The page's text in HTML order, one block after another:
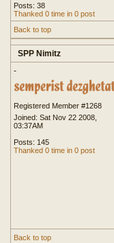
Posts: 38
Thanked 0 time in 0 post
Back to top
SPP Nimitz
-
Registered Member #1268
Joined: Sat Nov 22 2008,
03:37AM
Posts: 145
Thanked 0 time in 0 post
Back to top